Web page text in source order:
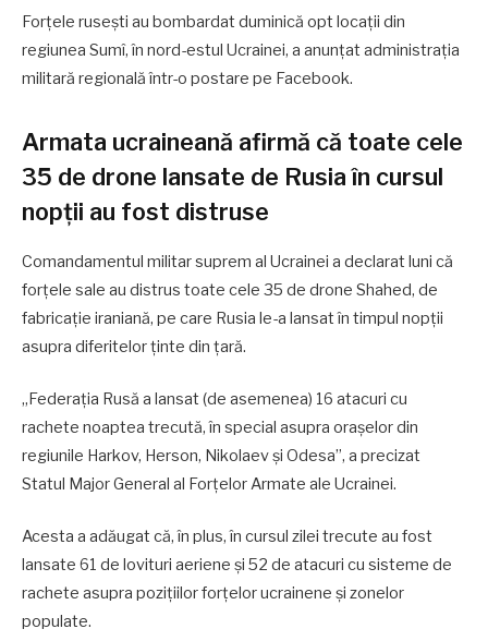
Forțele rusești au bombardat duminică opt locații din
regiunea Sumî, în nord-estul Ucrainei, a anunțat administrația
militară regională într-o postare pe Facebook.
Armata ucraineană afirmă că toate cele
35 de drone lansate de Rusia în cursul
nopții au fost distruse
Comandamentul militar suprem al Ucrainei a declarat luni că
forțele sale au distrus toate cele 35 de drone Shahed, de
fabricație iraniană, pe care Rusia le-a lansat în timpul nopții
asupra diferitelor ținte din țară.
„Federația Rusă a lansat (de asemenea) 16 atacuri cu
rachete noaptea trecută, în special asupra orașelor din
regiunile Harkov, Herson, Nikolaev și Odesa”, a precizat
Statul Major General al Forțelor Armate ale Ucrainei.
Acesta a adăugat că, în plus, în cursul zilei trecute au fost
lansate 61 de lovituri aeriene și 52 de atacuri cu sisteme de
rachete asupra pozițiilor forțelor ucrainene și zonelor
populate.